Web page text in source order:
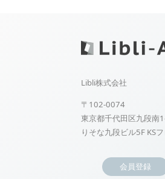
Libli株式会社
〒102-0074
東京都千代田区九段南
りそな九段ビル5F KS
会員登録